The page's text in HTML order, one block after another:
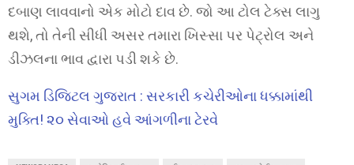
દબાણ લાવવાનો એક મોટો દાવ છે. જો આ ટોલ ટેક્સ લાગુ
થશે, તો તેની સીધી અસર તમારા ખિસ્સા પર પેટ્રોલ અને
ડીઝલના ભાવ દ્વારા પડી શકે છે.
સુગમ ડિજિટલ ગુજરાત : સરકારી કચેરીઓના ધક્કામાંથી
મુક્તિ! ૨૦ સેવાઓ હવે આંગળીના ટેરવે